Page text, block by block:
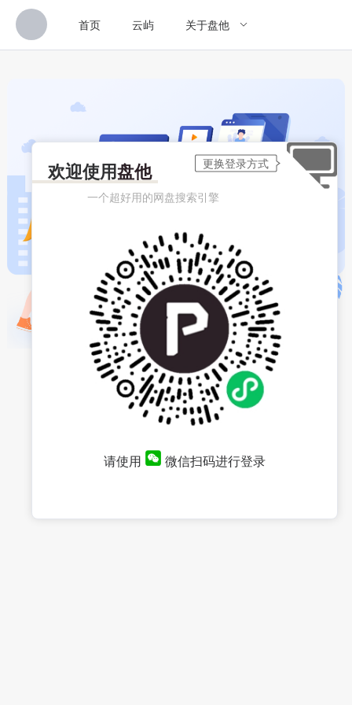
首页 云屿 关于盘他
欢迎使用盘他
一个超好用的网盘搜索引擎
请使用 微信扫码进行登录